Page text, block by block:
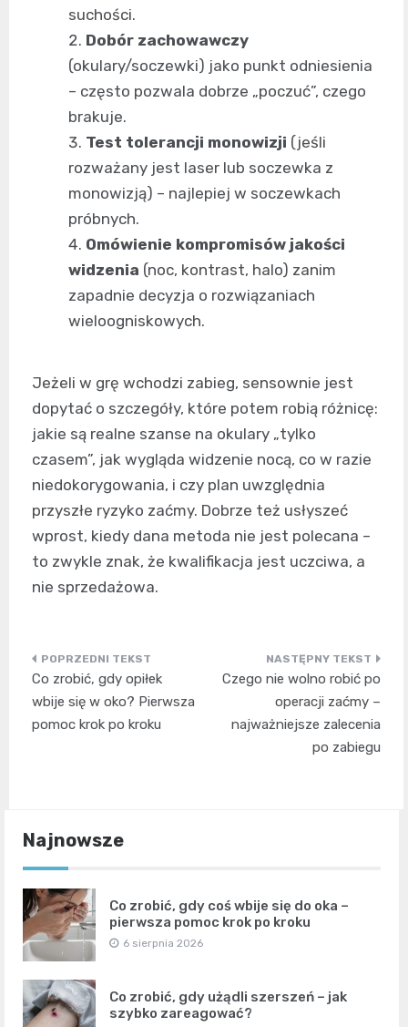
suchości.
Dobór zachowawczy
(okulary/soczewki) jako punkt odniesienia
– często pozwala dobrze „poczuć”, czego
brakuje.
Test tolerancji monowizji (jeśli
rozważany jest laser lub soczewka z
monowizją) – najlepiej w soczewkach
próbnych.
Omówienie kompromisów jakości
widzenia (noc, kontrast, halo) zanim
zapadnie decyzja o rozwiązaniach
wieloogniskowych.
Jeżeli w grę wchodzi zabieg, sensownie jest
dopytać o szczegóły, które potem robią różnicę:
jakie są realne szanse na okulary „tylko
czasem”, jak wygląda widzenie nocą, co w razie
niedokorygowania, i czy plan uwzględnia
przyszłe ryzyko zaćmy. Dobrze też usłyszeć
wprost, kiedy dana metoda nie jest polecana –
to zwykle znak, że kwalifikacja jest uczciwa, a
nie sprzedażowa.
Nawigacja
wpisu
Co zrobić, gdy opiłek
wbije się w oko? Pierwsza
pomoc krok po kroku
Czego nie wolno robić po
operacji zaćmy –
najważniejsze zalecenia
po zabiegu
Najnowsze
Co zrobić, gdy coś wbije się do oka –
pierwsza pomoc krok po kroku
6 sierpnia 2026
Co zrobić, gdy użądli szerszeń – jak
szybko zareagować?